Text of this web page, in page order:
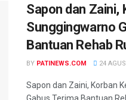
Sapon dan Zaini,
Sunggingwarno
Bantuan Rehab
BY PATINEWS.COM 24
Sapon dan Zaini, Korban